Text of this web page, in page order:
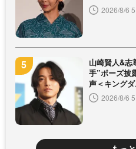
2026/8/6
山崎賢人&志
手”ポーズ披
声＜キング
2026/8/6